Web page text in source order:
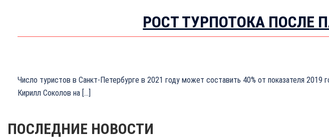
РОСТ ТУРПОТОКА ПОСЛЕ
Число туристов в Санкт-Петербурге в 2021 году может составить 40% от показателя 2019
Кирилл Соколов на […]
ПОСЛЕДНИЕ НОВОСТИ